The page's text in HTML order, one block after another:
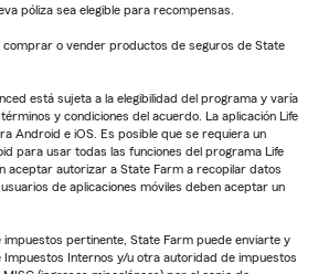
póliza sea elegible para recompensas.
comprar o vender productos de seguros de State
está sujeta a la elegibilidad del programa y varía
y condiciones del acuerdo. La aplicación Life
Android e iOS. Es posible que se requiera un
para usar todas las funciones del programa Life
aceptar autorizar a State Farm a recopilar datos
de aplicaciones móviles deben aceptar un
impuestos pertinente, State Farm puede enviarte y
Internos y/u otra autoridad de impuestos